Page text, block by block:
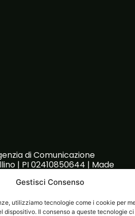
Gestisci Consenso
utilizziamo tecnologie come i cookie per
dispositivo. Il consenso a queste tecnologie
di Comunicazione
| PI 02410850644 | Made